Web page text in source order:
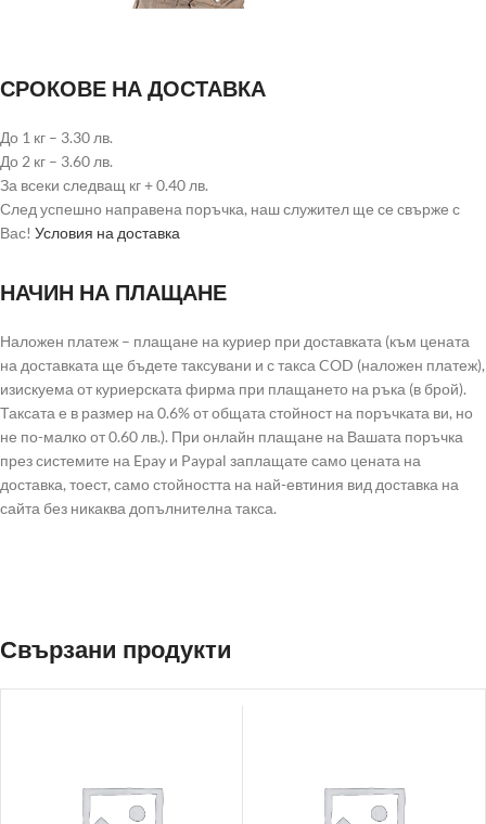
СРОКОВЕ НА ДОСТАВКА
До 1 кг – 3.30 лв.
До 2 кг – 3.60 лв.
За всеки следващ кг + 0.40 лв.
След успешно направена поръчка, наш служител ще се свърже с
Вас! Условия на доставка
НАЧИН НА ПЛАЩАНЕ
Наложен платеж – плащане на куриер при доставката (към цената
на доставката ще бъдете таксувани и с такса COD (наложен платеж),
изискуема от куриерската фирма при плащането на ръка (в брой).
Таксата е в размер на 0.6% от общата стойност на поръчката ви, но
не по-малко от 0.60 лв.). При онлайн плащане на Вашата поръчка
през системите на Epay и Paypal заплащате само цената на
доставка, тоест, само стойността на най-евтиния вид доставка на
сайта без никаква допълнителна такса.
Свързани продукти